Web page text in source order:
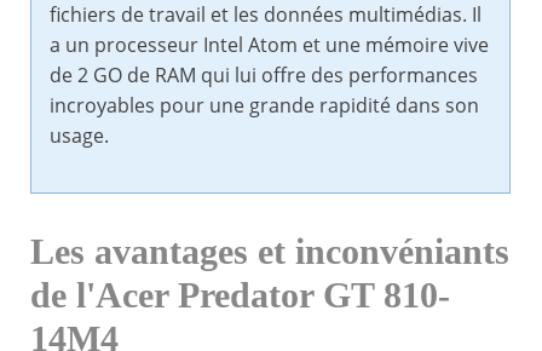
fichiers de travail et les données multimédias. Il
a un processeur Intel Atom et une mémoire vive
de 2 GO de RAM qui lui offre des performances
incroyables pour une grande rapidité dans son
usage.
Les avantages et inconvéniants
de l'Acer Predator GT 810-
14M4